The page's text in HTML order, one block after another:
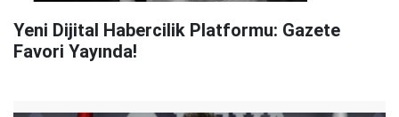
Yeni Dijital Habercilik Platformu: Gazete
Favori Yayında!